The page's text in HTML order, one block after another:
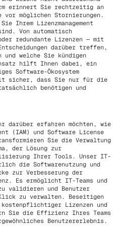
erinnert Sie rechtzeitig an
vor möglichen Stornierungen.
Ihrem Lizenzmanagement
Von automatisch
redundante Lizenzen — mit
darüber treffen,
und welche Sie kündigen
hilft Ihnen dabei, ein
Software-Ökosystem
sicher, dass Sie nur für die
benötigen und
darüber erfahren möchten, wie
(IAM) und Software License
Sie die Verwaltung
der Lösung zur
Ihrer Tools. Unser IT-
die Softwarenutzung und
Verbesserung der
Es ermöglicht IT-Teams und
validieren und Benutzer
zu verwalten. Beseitigen
kostenpflichtiger Lizenzen und
Sie die Effizienz Ihres Teams
Benutzererlebnis.